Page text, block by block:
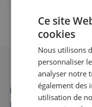
Recommandé
Ce site
cookies
Nous utilisons
personnaliser
analyser notre
également des
utilisation de